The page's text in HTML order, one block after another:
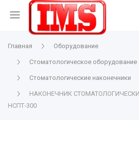
Главная Оборудование
Стоматологическое оборудование
Стоматологические наконечники
НАКОНЕЧНИК
НСПТ-300